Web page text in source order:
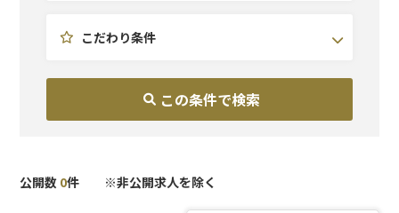
関西
予防医療こだわり条件
公開数 0件 ※非公開求人を除く